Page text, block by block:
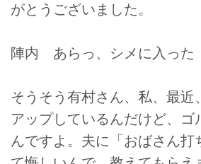
がとうございました。
陣内 あらっ、シメに入った
そうそう有村さん、私、最近
アップしているんだけど、ゴ
んですよ。夫に「おばさん打